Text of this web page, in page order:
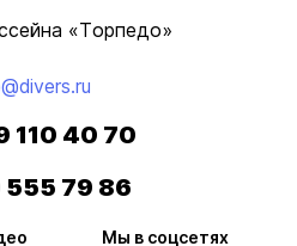
«Торпедо»
Мы в соцсетях
110 40 70
79 86